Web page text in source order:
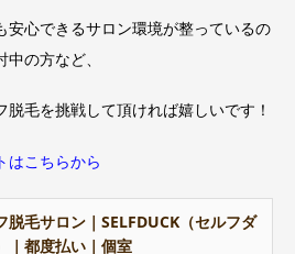
安心できるサロン環境が整っているの
の方など、
毛を挑戦して頂ければ嬉しいです！
はこちらから
脱毛サロン｜SELFDUCK（セルフダ
｜都度払い｜個室